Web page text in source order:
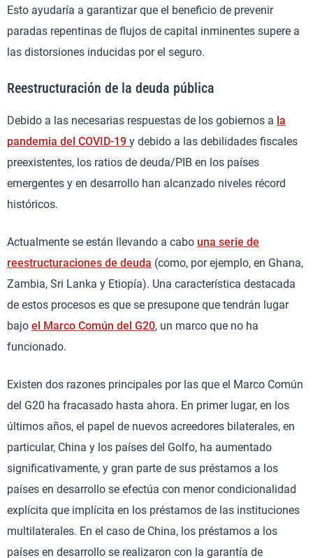
Esto ayudaría a garantizar que el beneficio de prevenir
paradas repentinas de flujos de capital inminentes supere a
las distorsiones inducidas por el seguro.
Reestructuración de la deuda pública
Debido a las necesarias respuestas de los gobiernos a la
pandemia del COVID-19 y debido a las debilidades fiscales
preexistentes, los ratios de deuda/PIB en los países
emergentes y en desarrollo han alcanzado niveles récord
históricos.
Actualmente se están llevando a cabo una serie de
reestructuraciones de deuda (como, por ejemplo, en Ghana,
Zambia, Sri Lanka y Etiopía). Una característica destacada
de estos procesos es que se presupone que tendrán lugar
bajo el Marco Común del G20, un marco que no ha
funcionado.
Existen dos razones principales por las que el Marco Común
del G20 ha fracasado hasta ahora. En primer lugar, en los
últimos años, el papel de nuevos acreedores bilaterales, en
particular, China y los países del Golfo, ha aumentado
significativamente, y gran parte de sus préstamos a los
países en desarrollo se efectúa con menor condicionalidad
explícita que implícita en los préstamos de las instituciones
multilaterales. En el caso de China, los préstamos a los
países en desarrollo se realizaron con la garantía de